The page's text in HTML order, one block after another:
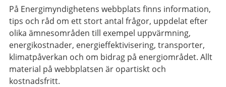
På Energimyndighetens webbplats finns information,
tips och råd om ett stort antal frågor, uppdelat efter
olika ämnesområden till exempel uppvärmning,
energikostnader, energieffektivisering, transporter,
klimatpåverkan och om bidrag på energiområdet. Allt
material på webbplatsen är opartiskt och
kostnadsfritt.